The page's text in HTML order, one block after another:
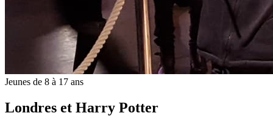
Jeunes de 8 à 17 ans
Londres et Harry Potter